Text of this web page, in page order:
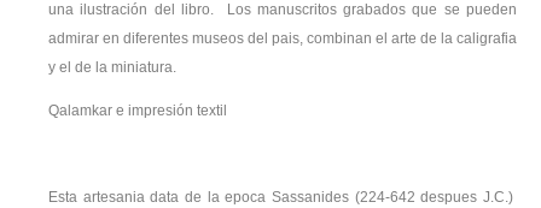
una ilustración del libro. Los manuscritos grabados que se pueden
admirar en diferentes museos del pais, combinan el arte de la caligrafia
y el de la miniatura.
Qalamkar e impresión textil
Esta artesania data de la epoca Sassanides (224-642 despues J.C.)